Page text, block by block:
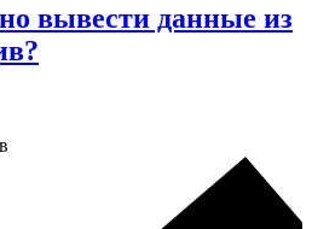
вывести данные из